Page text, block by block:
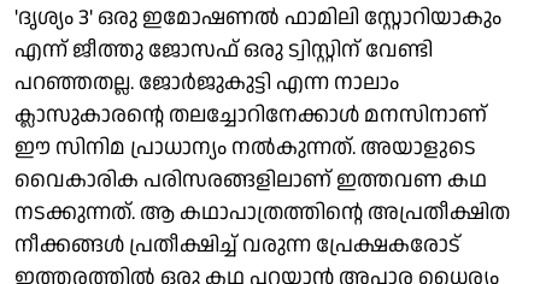
'ദൃശ്യം 3' ഒരു ഇമോഷണൽ ഫാമിലി സ്റ്റോറിയാകും
എന്ന് ജീത്തു ജോസഫ് ഒരു ട്വിസ്റ്റിന് വേണ്ടി
പറഞ്ഞതല്ല. ജോർജുകുട്ടി എന്ന നാലാം
ക്ലാസുകാരന്റെ തലച്ചോറിനേക്കാൾ മനസിനാണ്
ഈ സിനിമ പ്രാധാന്യം നൽകുന്നത്. അയാളുടെ
വൈകാരിക പരിസരങ്ങളിലാണ് ഇത്തവണ കഥ
നടക്കുന്നത്. ആ കഥാപാത്രത്തിന്റെ അപ്രതീക്ഷിത
നീക്കങ്ങൾ പ്രതീക്ഷിച്ച് വരുന്ന പ്രേക്ഷകരോട്
ഇത്തരത്തിൽ ഒരു കഥ പറയാൻ അപാര ധൈര്യം